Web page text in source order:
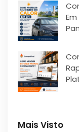
Mais Visto